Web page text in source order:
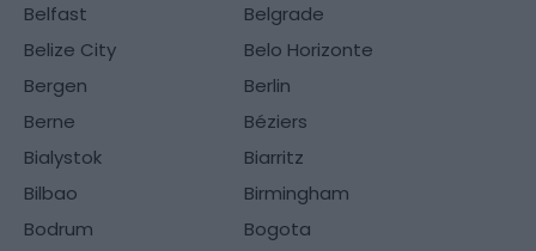
Belfast
Belgrade
Belize City
Belo Horizonte
Bergen
Berlin
Berne
Béziers
Bialystok
Biarritz
Bilbao
Birmingham
Bodrum
Bogota